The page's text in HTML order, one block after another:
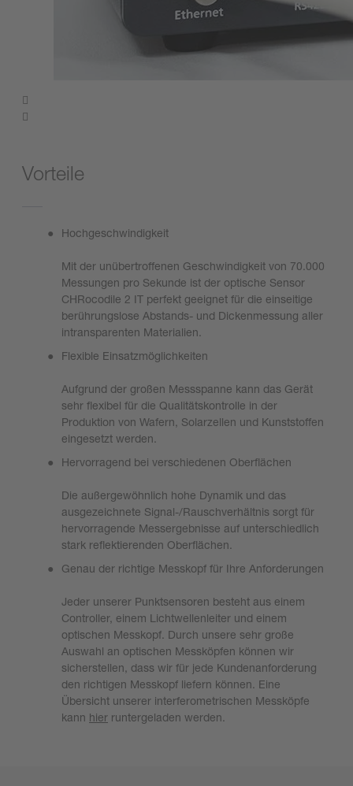
Vorteile
Hochgeschwindigkeit
Mit der unübertroffenen Geschwindigkeit von 70.000
Messungen pro Sekunde ist der optische Sensor
CHRocodile 2 IT perfekt geeignet für die einseitige
berührungslose Abstands- und Dickenmessung aller
intransparenten Materialien.
Flexible Einsatzmöglichkeiten
Aufgrund der großen Messspanne kann das Gerät
sehr flexibel für die Qualitätskontrolle in der
Produktion von Wafern, Solarzellen und Kunststoffen
eingesetzt werden.
Hervorragend bei verschiedenen Oberflächen
Die außergewöhnlich hohe Dynamik und das
ausgezeichnete Signal-/Rauschverhältnis sorgt für
hervorragende Messergebnisse auf unterschiedlich
stark reflektierenden Oberflächen.
Genau der richtige Messkopf für Ihre Anforderungen
Jeder unserer Punktsensoren besteht aus einem
Controller, einem Lichtwellenleiter und einem
optischen Messkopf. Durch unsere sehr große
Auswahl an optischen Messköpfen können wir
sicherstellen, dass wir für jede Kundenanforderung
den richtigen Messkopf liefern können. Eine
Übersicht unserer interferometrischen Messköpfe
kann hier runtergeladen werden.